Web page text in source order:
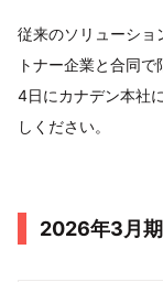
従来のソリューショ
トナー企業と合同
4日にカナデン本社
しください。
2026年3月